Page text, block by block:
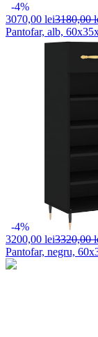
-4%
3070,00 lei3180,00
Pantofar, alb,
-4%
3200,00 lei3320,00
Pantofar, negru,